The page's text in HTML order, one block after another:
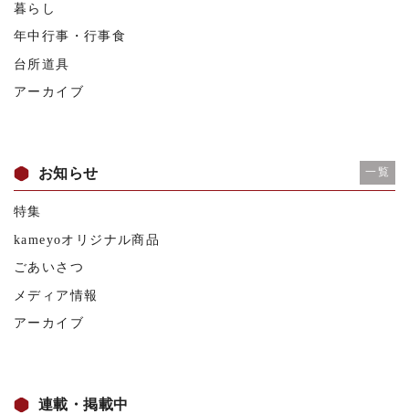
暮らし
年中行事・行事食
台所道具
アーカイブ
お知らせ 一覧
特集
kameyoオリジナル商品
ごあいさつ
メディア情報
アーカイブ
連載・掲載中